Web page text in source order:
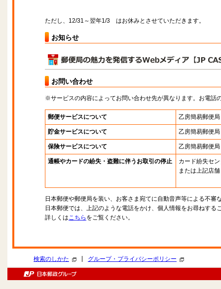
ただし、12/31～翌年1/3 はお休みとさせていただきます。
お知らせ
お問い合わせ
※サービスの内容によってお問い合わせ先が異なります。お電話
郵便サービスについて 乙房簡易郵便局
貯金サービスについて 乙房簡易郵便局
保険サービスについて 乙房簡易郵便局
通帳やカードの紛失・盗難に伴うお取引の停止
カード紛失セ
または上記店舗
日本郵便や郵便局を装い、お客さま宛てに自動音声等による不審
日本郵便では、上記のような電話をかけ、個人情報をお尋ねする
詳しくはこちら をご覧ください。
検索のしかた グループ・プライバシーポリシー